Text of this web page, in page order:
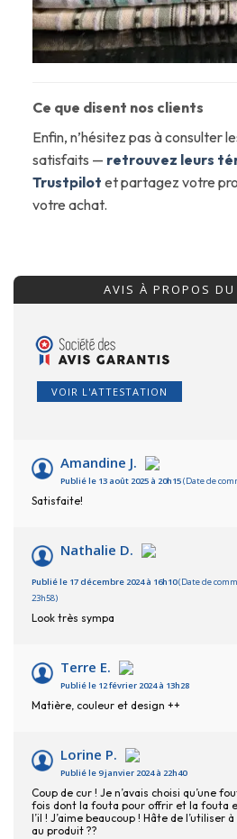
Ce que disent nos clients
Enfin, n’hésitez pas à consulter
satisfaits — retrouvez leurs
Trustpilot et partagez votre
votre achat.
AVIS À PROPOS
VOIR L'ATTESTATION
Amandine J.
Publié le 13 août 2025 à 20h15(Date de
Satisfaite!
Nathalie D.
Publié le 17 décembre 2024 à 16h10(Date de
23h58)
Look très sympa
Terre E.
Publié le 12 février 2024 à 13h28
Matière, couleur et design ++
Lorine P.
Publié le 9 janvier 2024 à 22h40
Coup de cur ! Je n’avais choisi qu’une
fois dont la fouta pour offrir et la fouta
l’il ! J’aime beaucoup ! Hâte de l’utiliser
au produit ??